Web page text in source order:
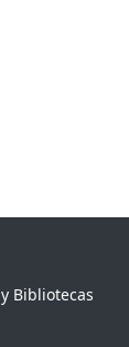
Bibliotecas